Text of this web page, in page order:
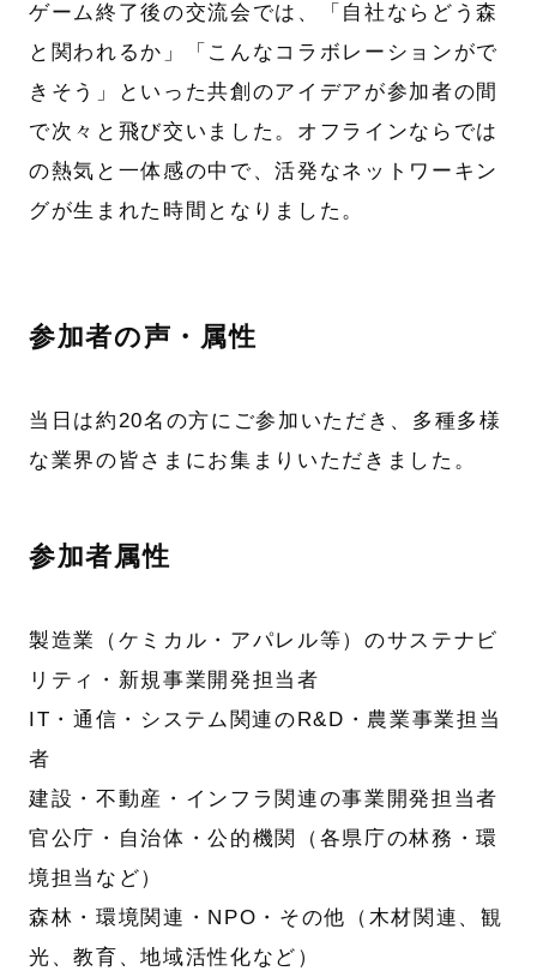
ゲーム終了後の交流会では、「自社ならどう森
と関われるか」「こんなコラボレーションがで
きそう」といった共創のアイデアが参加者の間
で次々と飛び交いました。オフラインならでは
の熱気と一体感の中で、活発なネットワーキン
グが生まれた時間となりました。
参加者の声・属性
当日は約20名の方にご参加いただき、多種多様
な業界の皆さまにお集まりいただきました。
参加者属性
製造業（ケミカル・アパレル等）のサステナビ
リティ・新規事業開発担当者
IT・通信・システム関連のR&D・農業事業担当
者
建設・不動産・インフラ関連の事業開発担当者
官公庁・自治体・公的機関（各県庁の林務・環
境担当など）
森林・環境関連・NPO・その他（木材関連、観
光、教育、地域活性化など）